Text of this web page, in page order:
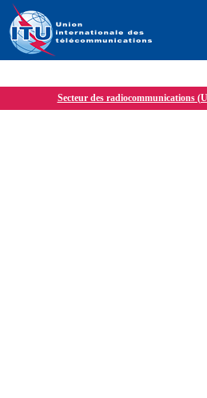
Secteur des radiocommunications